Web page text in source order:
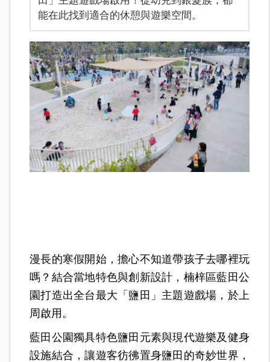
能在此找到適合的休憩與遊樂空間。
漫長的寒假開始，擔心不知道帶孩子去哪裡玩
嗎？結合當地特色與創新設計，楠梓區藍田公
園打造出全台最大「鹽田」主題遊戲場，於上
周啟用。
藍田公園獨具特色鹽田元素與現代遊樂及健身
設施結合，讓遊客彷彿置身鹽田的奇妙世界，